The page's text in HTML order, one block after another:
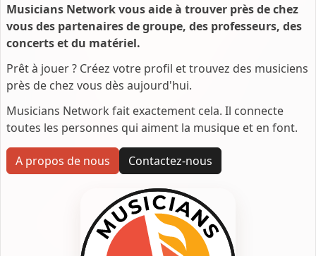
Musicians Network vous aide à trouver près de chez
vous des partenaires de groupe, des professeurs, des
concerts et du matériel.
Prêt à jouer ? Créez votre profil et trouvez des musiciens
près de chez vous dès aujourd'hui.
Musicians Network fait exactement cela. Il connecte
toutes les personnes qui aiment la musique et en font.
A propos de nous Contactez-nous